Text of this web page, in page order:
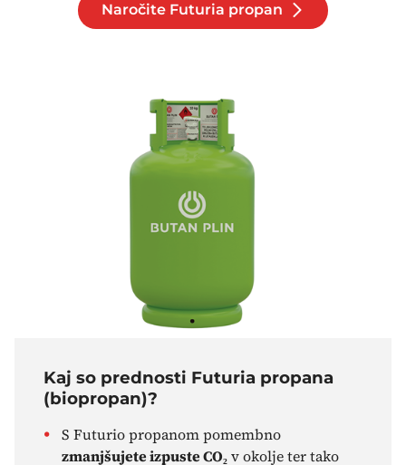
Naročite Futuria propan
Kaj so prednosti Futuria propana
(biopropan)?
S Futurio propanom pomembno
zmanjšujete izpuste CO₂v okolje ter tako